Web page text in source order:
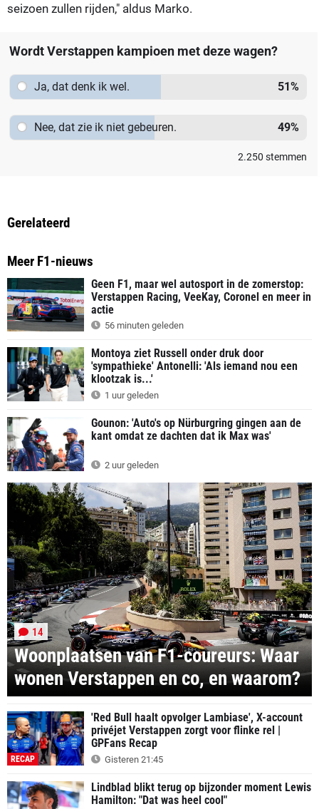
seizoen zullen rijden," aldus Marko.
Wordt Verstappen kampioen met deze wagen?
Ja, dat denk ik wel. 51%
Nee, dat zie ik niet gebeuren. 49%
2.250 stemmen
Gerelateerd
Meer F1-nieuws
Geen F1, maar wel autosport in de zomerstop:
Verstappen Racing, VeeKay, Coronel en meer in
actie
56 minuten geleden
Montoya ziet Russell onder druk door
'sympathieke' Antonelli: 'Als iemand nou een
klootzak is...'
1 uur geleden
Gounon: 'Auto's op Nürburgring gingen aan de
kant omdat ze dachten dat ik Max was'
2 uur geleden
Woonplaatsen van F1-coureurs: Waar
wonen Verstappen en co, en waarom?
14
RECAP
'Red Bull haalt opvolger Lambiase', X-account
privéjet Verstappen zorgt voor flinke rel |
GPFans Recap
Gisteren 21:45
Lindblad blikt terug op bijzonder moment Lewis
Hamilton: "Dat was heel cool"